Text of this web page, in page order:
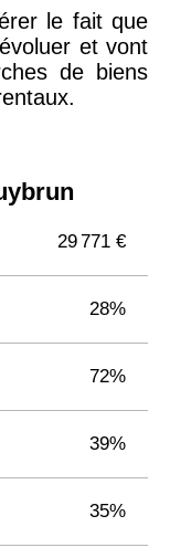
le fait que
et vont
de biens
29 771 €
28%
72%
39%
35%